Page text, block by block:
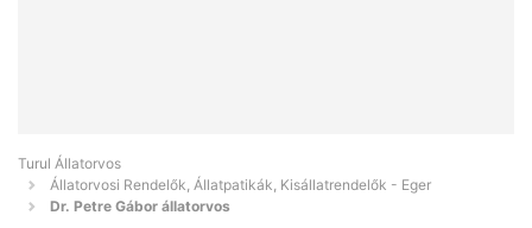
Turul Állatorvos
Állatorvosi Rendelők, Állatpatikák, Kisállatrendelők - Eger
Dr. Petre Gábor állatorvos